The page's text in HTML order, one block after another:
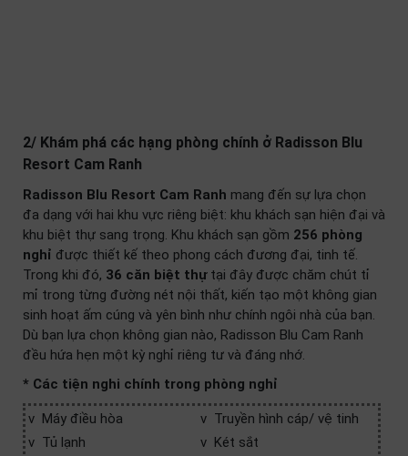
2/ Khám phá các hạng phòng chính ở Radisson Blu
Resort Cam Ranh
Radisson Blu Resort Cam Ranh mang đến sự lựa chọn
đa dạng với hai khu vực riêng biệt: khu khách sạn hiện đại và
khu biệt thự sang trọng. Khu khách sạn gồm 256 phòng
nghỉ được thiết kế theo phong cách đương đại, tinh tế.
Trong khi đó, 36 căn biệt thựtại đây được chăm chút tỉ
mỉ trong từng đường nét nội thất, kiến tạo một không gian
sinh hoạt ấm cúng và yên bình như chính ngôi nhà của bạn.
Dù bạn lựa chọn không gian nào, Radisson Blu Cam Ranh
đều hứa hẹn một kỳ nghỉ riêng tư và đáng nhớ.
* Các tiện nghi chính trong phòng nghỉ
v Máy điều hòa
v Truyền hình cáp/ vệ tinh
v Tủ lạnh
v Két sắt